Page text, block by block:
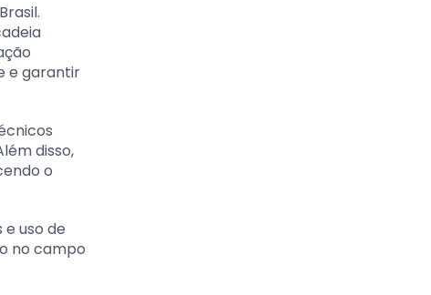
e garantir
disso,
o
uso de
no campo